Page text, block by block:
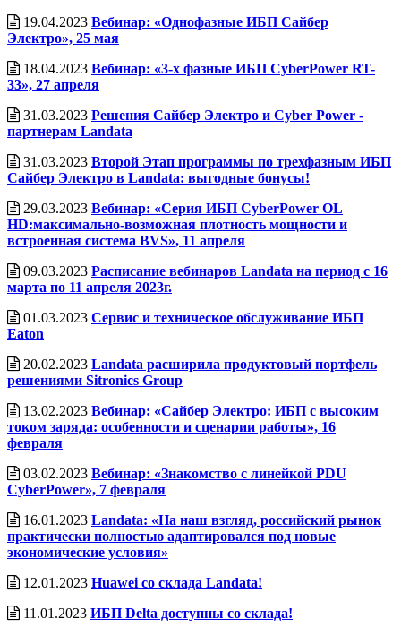
19.04.2023 Вебинар: «Однофазные ИБП Сайбер
Электро», 25 мая
18.04.2023 Вебинар: «3-х фазные ИБП CyberPower RT-
33», 27 апреля
31.03.2023 Решения Сайбер Электро и Cyber Power -
партнерам Landata
31.03.2023 Второй Этап программы по трехфазным ИБП
Сайбер Электро в Landata: выгодные бонусы!
29.03.2023 Вебинар: «Серия ИБП CyberPower OL
HD:максимально-возможная плотность мощности и
встроенная система BVS», 11 апреля
09.03.2023 Расписание вебинаров Landata на период с 16
марта по 11 апреля 2023г.
01.03.2023 Сервис и техническое обслуживание ИБП
Eaton
20.02.2023 Landata расширила продуктовый портфель
решениями Sitronics Group
13.02.2023 Вебинар: «Сайбер Электро: ИБП с высоким
током заряда: особенности и сценарии работы», 16
февраля
03.02.2023 Вебинар: «Знакомство с линейкой PDU
CyberPower», 7 февраля
16.01.2023 Landata: «На наш взгляд, российский рынок
практически полностью адаптировался под новые
экономические условия»
12.01.2023 Huawei со склада Landata!
11.01.2023 ИБП Delta доступны со склада!